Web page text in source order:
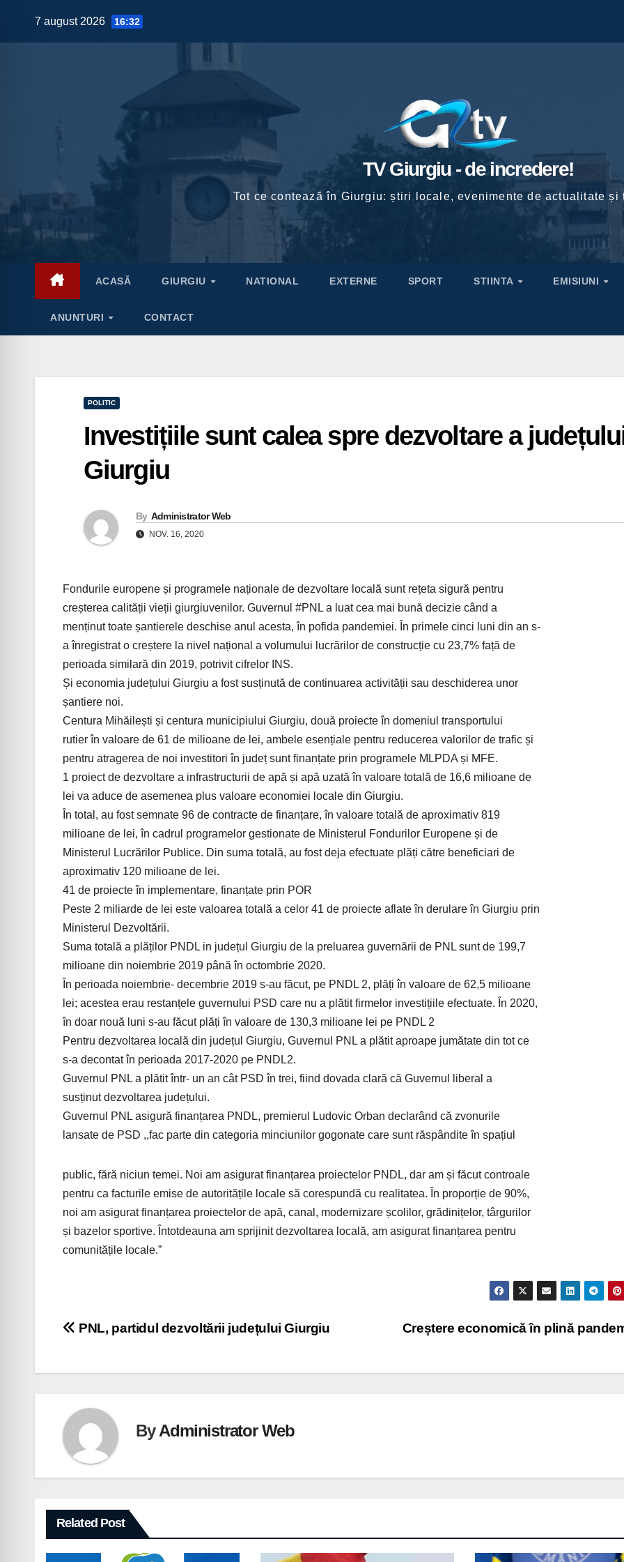
7 august 2026 16:32
TV Giurgiu - de incredere!
Tot ce contează în Giurgiu: știri locale, evenimente de actualitate
ACASĂ GIURGIU NATIONAL EXTERNE SPORT STIINTA EMISIUNI
ANUNTURI CONTACT
POLITIC
Investițiile sunt calea spre dezvoltare a
Giurgiu
By Administrator Web
NOV. 16, 2020
Fondurile europene și programele naționale de dezvoltare locală sunt rețeta sigură pentru
creșterea calității vieții giurgiuvenilor. Guvernul #PNL a luat cea mai bună decizie când a
menținut toate șantierele deschise anul acesta, în pofida pandemiei. În primele cinci luni din an s-
a înregistrat o creștere la nivel național a volumului lucrărilor de construcție cu 23,7% față de
perioada similară din 2019, potrivit cifrelor INS.
Și economia județului Giurgiu a fost susținută de continuarea activității sau deschiderea unor
șantiere noi.
Centura Mihăilești și centura municipiului Giurgiu, două proiecte în domeniul transportului
rutier în valoare de 61 de milioane de lei, ambele esențiale pentru reducerea valorilor de trafic și
pentru atragerea de noi investitori în județ sunt finanțate prin programele MLPDA și MFE.
1 proiect de dezvoltare a infrastructurii de apă și apă uzată în valoare totală de 16,6 milioane de
lei va aduce de asemenea plus valoare economiei locale din Giurgiu.
În total, au fost semnate 96 de contracte de finanțare, în valoare totală de aproximativ 819
milioane de lei, în cadrul programelor gestionate de Ministerul Fondurilor Europene și de
Ministerul Lucrărilor Publice. Din suma totală, au fost deja efectuate plăți către beneficiari de
aproximativ 120 milioane de lei.
41 de proiecte în implementare, finanțate prin POR
Peste 2 miliarde de lei este valoarea totală a celor 41 de proiecte aflate în derulare în Giurgiu prin
Ministerul Dezvoltării.
Suma totală a plăților PNDL in județul Giurgiu de la preluarea guvernării de PNL sunt de 199,7
milioane din noiembrie 2019 până în octombrie 2020.
În perioada noiembrie- decembrie 2019 s-au făcut, pe PNDL 2, plăți în valoare de 62,5 milioane
lei; acestea erau restanțele guvernului PSD care nu a plătit firmelor investițiile efectuate. În 2020,
în doar nouă luni s-au făcut plăți în valoare de 130,3 milioane lei pe PNDL 2
Pentru dezvoltarea locală din județul Giurgiu, Guvernul PNL a plătit aproape jumătate din tot ce
s-a decontat în perioada 2017-2020 pe PNDL2.
Guvernul PNL a plătit într- un an cât PSD în trei, fiind dovada clară că Guvernul liberal a
susținut dezvoltarea județului.
Guvernul PNL asigură finanțarea PNDL, premierul Ludovic Orban declarând că zvonurile
lansate de PSD ,,fac parte din categoria minciunilor gogonate care sunt răspândite în spațiul
public, fără niciun temei. Noi am asigurat finanțarea proiectelor PNDL, dar am și făcut controale
pentru ca facturile emise de autoritățile locale să corespundă cu realitatea. În proporție de 90%,
noi am asigurat finanțarea proiectelor de apă, canal, modernizare școlilor, grădinițelor, târgurilor
și bazelor sportive. Întotdeauna am sprijinit dezvoltarea locală, am asigurat finanțarea pentru
comunitățile locale.”
Navigare
Creștere economică în plină
PNL, partidul dezvoltării județului Giurgiu
ByAdministrator Web
Related Post